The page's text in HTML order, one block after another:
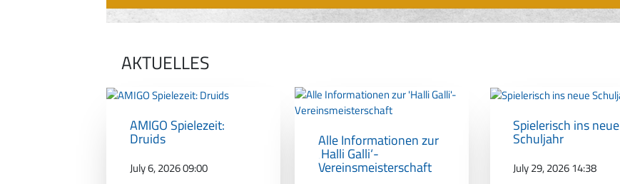
AKTUELLES
AMIGO Spielezeit:
Druids
July 6, 2026 09:00
Alle Informationen zur
‚Halli Galli‘-
Vereinsmeisterschaft
Spielerisch ins neue
Schuljahr
July 29, 2026 14:38